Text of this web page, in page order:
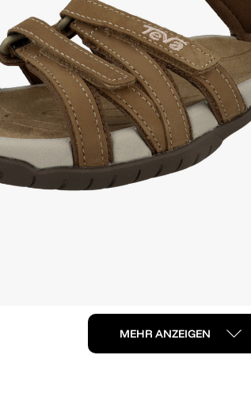
MEHR ANZEIGEN